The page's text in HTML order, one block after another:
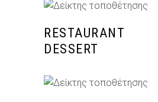
ΠΡΟΣΘΉΚΗ ΣΤΟ
RESTAURANT
DESSERT
ΠΡΟΣΘΉΚΗ ΣΤΟ